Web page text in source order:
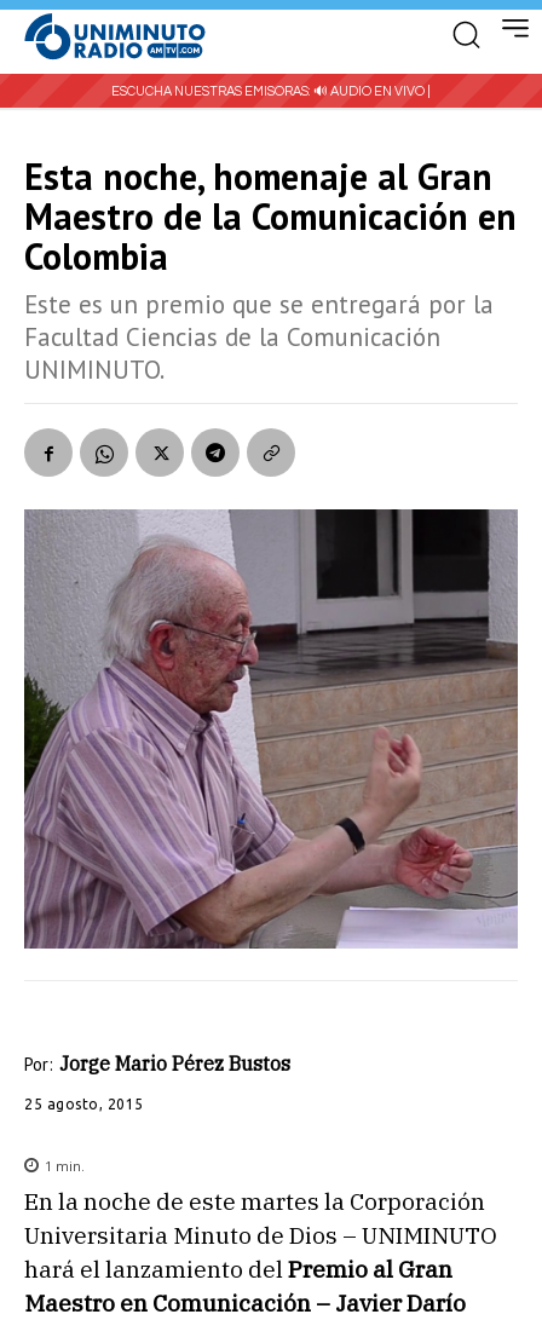
ESCUCHA NUESTRAS EMISORAS: 🔊 AUDIO EN VIVO |
Esta noche, homenaje al Gran
Maestro de la Comunicación en
Colombia
Este es un premio que se entregará por la
Facultad Ciencias de la Comunicación
UNIMINUTO.
Por: Jorge Mario Pérez Bustos
25 agosto, 2015
1 min.
En la noche de este martes la Corporación
Universitaria Minuto de Dios – UNIMINUTO
hará el lanzamiento del Premio al Gran
Maestro en Comunicación – Javier Darío